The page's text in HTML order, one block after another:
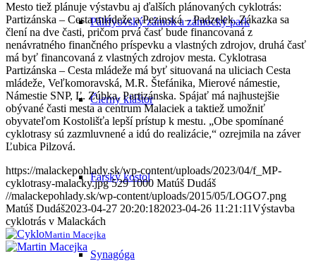
Pálffyovský zámok a zámocký park
Čierny kláštor
Farský kostol
Synagóga
Mesto tiež plánuje výstavbu aj ďalších plánovaných cyklotrás:
Partizánska – Cesta mládeže a Pezinská – Padzelek. Zákazka sa
člení na dve časti, pričom prvá časť bude financovaná z
nenávratného finančného príspevku a vlastných zdrojov, druhá časť
má byť financovaná z vlastných zdrojov mesta. Cyklotrasa
Partizánska – Cesta mládeže má byť situovaná na uliciach Cesta
mládeže, Veľkomoravská, M.R. Štefánika, Mierové námestie,
Námestie SNP, Ľ. Zúbka, Partizánska. Spájať má najhustejšie
obývané časti mesta a centrum Malaciek a taktiež umožniť
obyvateľom Kostolišťa lepší prístup k mestu. „Obe spomínané
cyklotrasy sú zazmluvnené a idú do realizácie,“ ozrejmila na záver
Ľubica Pilzová.
https://malackepohlady.sk/wp-content/uploads/2023/04/f_MP-
cyklotrasy-malacky.jpg 529 1000 Matúš Dudáš
//malackepohlady.sk/wp-content/uploads/2015/05/LOGO7.png
Matúš Dudáš2023-04-27 20:20:182023-04-26 11:21:11Výstavba
cyklotrás v Malackách
Martin Macejka